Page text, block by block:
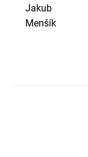
Jakub
Menšík